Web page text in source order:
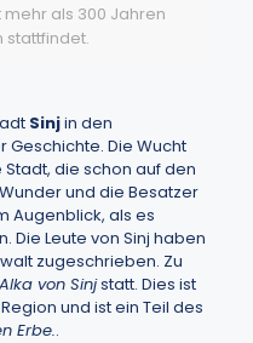
als 300 Jahren
stattfindet.
Sinjin den
Geschichte. Die Wucht
die schon auf den
und die Besatzer
Augenblick, als es
Die Leute von Sinj haben
zugeschrieben. Zu
von Sinjstatt. Dies ist
und ist ein Teil des
Erbe..